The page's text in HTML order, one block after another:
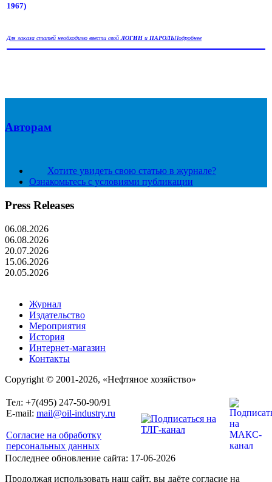
1967)
Для заказа статей необходимо ввести свойЛОГИН и ПАРОЛЬПодробнее
Авторам
Хотите увидеть свою статью в журнале?
Ознакомьтесь с условиями публикации
Press Releases
06.08.2026
06.08.2026
20.07.2026
15.06.2026
20.05.2026
Журнал
Издательство
Мероприятия
История
Интернет-магазин
Контакты
Copyright © 2001-2026, «Нефтяное хозяйство»
Тел: +7(495) 247-50-90/91
E-mail: mail@oil-industry.ru
Согласие на обработку
персональных данных
Последнее обновление сайта: 17-06-2026
Продолжая использовать наш сайт, вы даёте согласие на